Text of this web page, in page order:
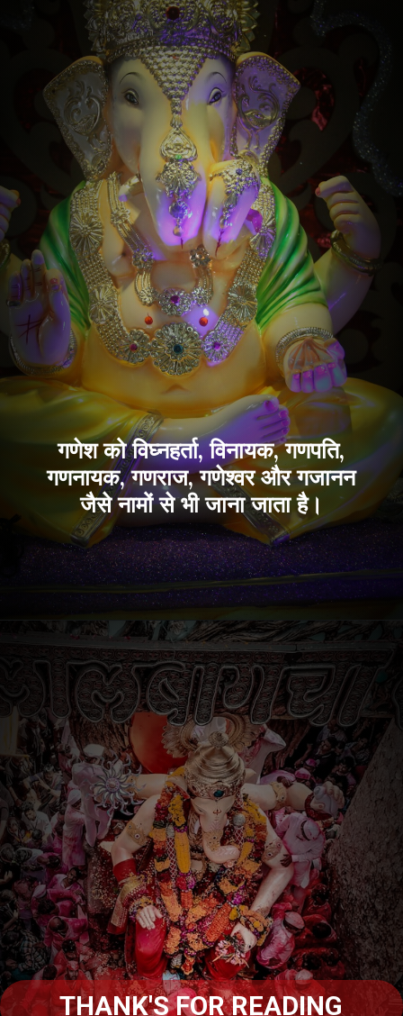
गणेश को विघ्नहर्ता, विनायक, गणपति,
गणनायक, गणराज, गणेश्वर और गजानन
जैसे नामों से भी जाना जाता है।
THANK'S FOR READING